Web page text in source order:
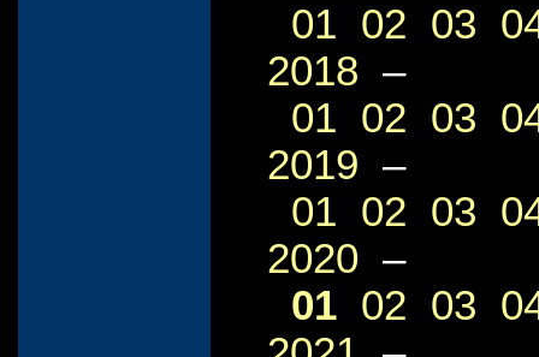
01 02 03
2018 –
01 02 03
2019 –
01 02 03
2020 –
01 02 03